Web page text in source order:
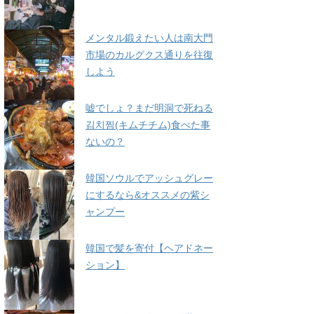
メンタル鍛えたい人は南大門
市場のカルグクス通りを往復
しよう
嘘でしょ？まだ明洞で死ねる
김치찜(キムチチム)食べた事
ないの？
韓国ソウルでアッシュグレー
にするなら&オススメの紫シ
ャンプー
韓国で髪を寄付【ヘアドネー
ション】